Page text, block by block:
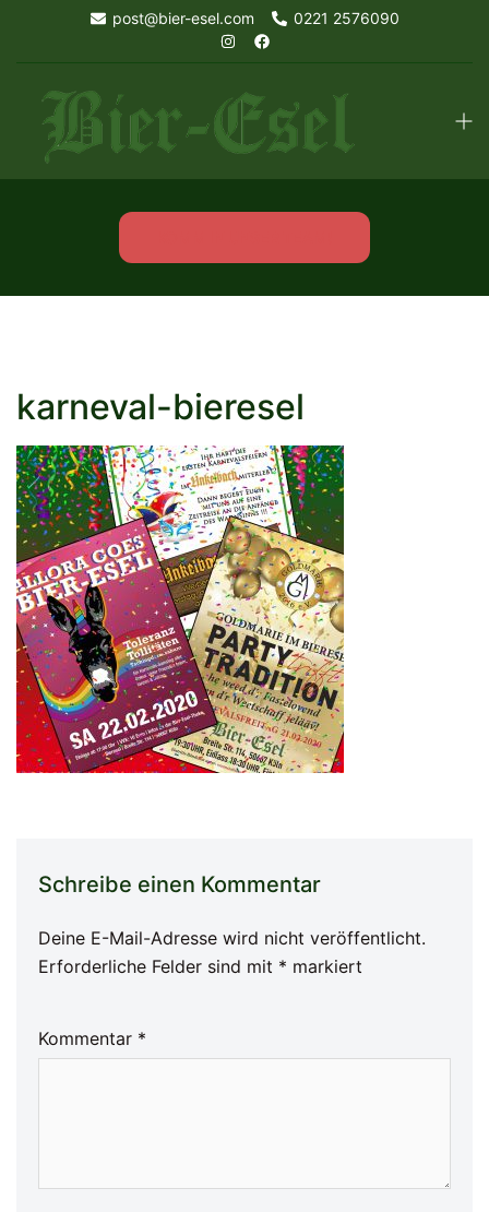
content
post@bier-esel.com 0221 2576090
karneval-bieresel
Schreibe einen Kommentar
Deine E-Mail-Adresse wird nicht veröffentlicht.
Erforderliche Felder sind mit * markiert
Kommentar *